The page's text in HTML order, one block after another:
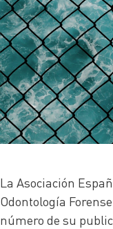
La Asociación
Odontología
número de su